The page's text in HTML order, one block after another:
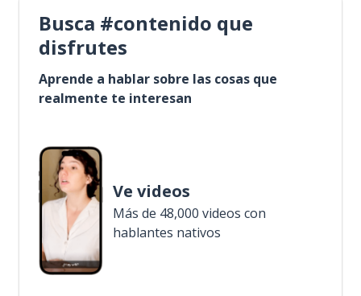
Busca #contenido que
disfrutes
Aprende a hablar sobre las cosas que
realmente te interesan
Ve videos
Más de 48,000 videos con
hablantes nativos